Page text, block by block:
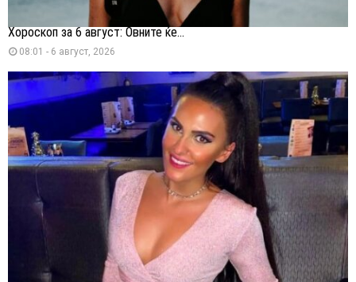
Хороскоп за 6 август: Овните ќе...
08:01 - 6 август, 2026